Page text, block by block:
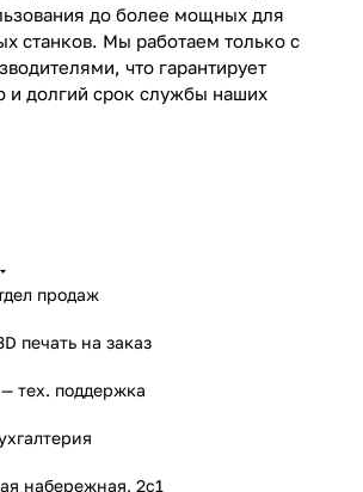
до более мощных для
станков. Мы работаем только с
что гарантирует
и долгий срок службы наших
продаж
печать на заказ
— тех. поддержка
набережная, 2с1